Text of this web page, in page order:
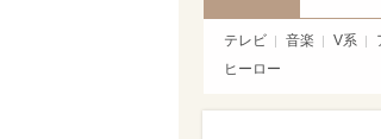
テレビ 音楽 V系
ヒーロー